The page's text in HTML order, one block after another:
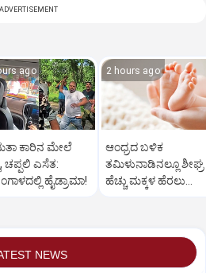
ADVERTISEMENT
ago
ಕಾರಿನ ಮೇಲೆ
ಚಪ್ಪಲಿ ಎಸೆತ:
ಹೈಡ್ರಾಮಾ!
2 hours ago
ಆಂಧ್ರದ ಬಳಿಕ
ತಮಿಳುನಾಡಿನಲ್ಲೂ ಶೀಘ್ರ
ಹೆಚ್ಚು ಮಕ್ಕಳ ಹೆರಲು
NEWS